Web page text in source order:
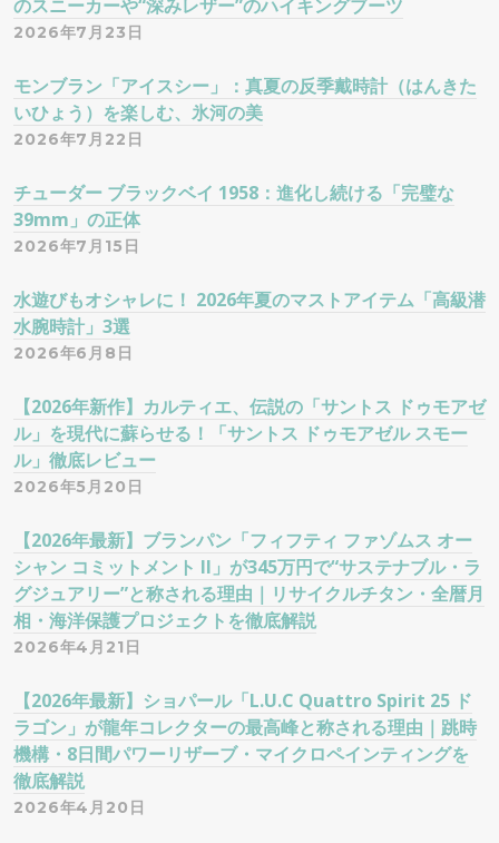
のスニーカーや“深みレザー”のハイキングブーツ
2026年7月23日
モンブラン「アイスシー」：真夏の反季戴時計（はんきた
いひょう）を楽しむ、氷河の美
2026年7月22日
チューダー ブラックベイ 1958：進化し続ける「完璧な
39mm」の正体
2026年7月15日
水遊びもオシャレに！ 2026年夏のマストアイテム「高級潜
水腕時計」3選
2026年6月8日
【2026年新作】カルティエ、伝説の「サントス ドゥモアゼ
ル」を現代に蘇らせる！「サントス ドゥモアゼル スモー
ル」徹底レビュー
2026年5月20日
【2026年最新】ブランパン「フィフティ ファゾムス オー
シャン コミットメント II」が345万円で“サステナブル・ラ
グジュアリー”と称される理由｜リサイクルチタン・全暦月
相・海洋保護プロジェクトを徹底解説
2026年4月21日
【2026年最新】ショパール「L.U.C Quattro Spirit 25 ド
ラゴン」が龍年コレクターの最高峰と称される理由｜跳時
機構・8日間パワーリザーブ・マイクロペインティングを
徹底解説
2026年4月20日